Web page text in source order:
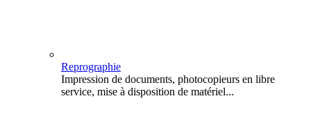
Reprographie
Impression de documents, photocopieurs en libre
service, mise à disposition de matériel...